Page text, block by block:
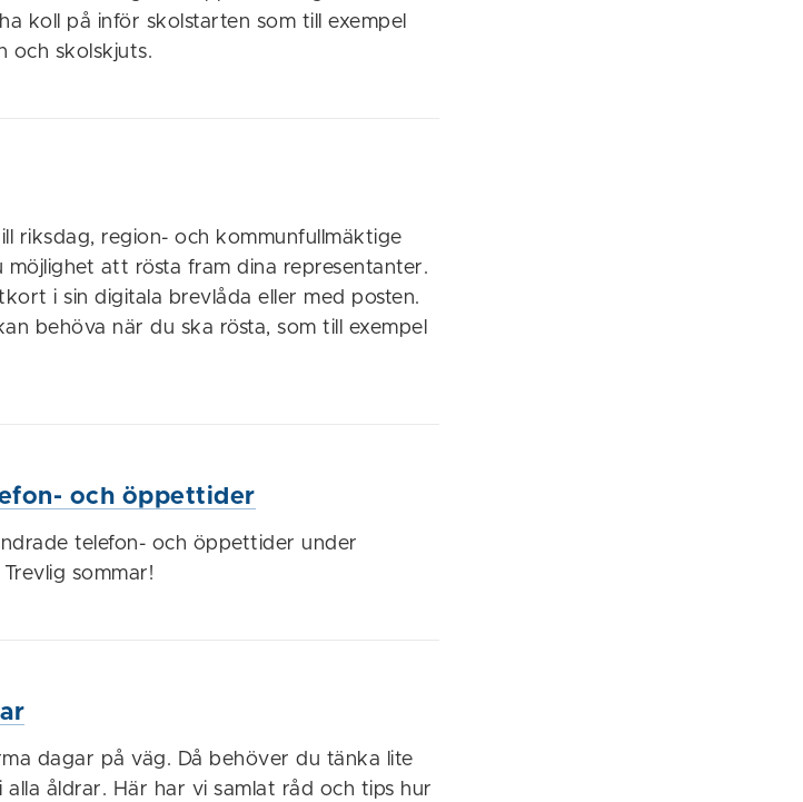
koll på inför skolstarten som till exempel
och skolskjuts.
riksdag, region- och kommunfullmäktige
att rösta fram dina representanter.
i sin digitala brevlåda eller med posten.
behöva när du ska rösta, som till exempel
och öppettider
telefon- och öppettider under
sommar!
dagar på väg. Då behöver du tänka lite
åldrar. Här har vi samlat råd och tips hur